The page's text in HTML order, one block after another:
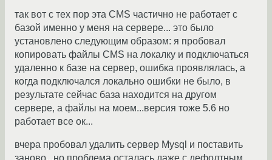
так вот с тех пор эта CMS частично не работает с
базой именно у меня на сервере... это было
установлено следующим образом: я пробовал
копировать файлы CMS на локалку и подключаться
удаленно к базе на сервер, ошибка проявлялась, а
когда подключался локально ошибки не было, в
результате сейчас база находится на другом
сервере, а файлы на моем...версия тоже 5.6 но
работает все ок...
вчера пробовал удалить сервер Mysql и поставить